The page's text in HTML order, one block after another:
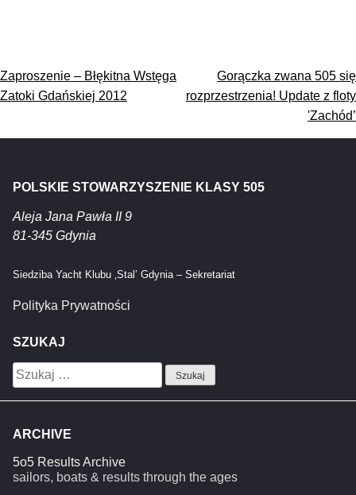
Nawigacja
wpisu
Zaproszenie – Błękitna Wstęga
Zatoki Gdańskiej 2012
Gorączka zwana 505 się
rozprzestrzenia! Update z floty
'Zachód’
POLSKIE STOWARZYSZENIE KLASY 505
Aleja Jana Pawła II 9
81-345 Gdynia
Siedziba Yacht Klubu ‚Stal’ Gdynia – Sekretariat
Polityka Prywatności
SZUKAJ
Szukaj:
ARCHIVE
5o5 Results Archive
sailors, boats & results through the ages